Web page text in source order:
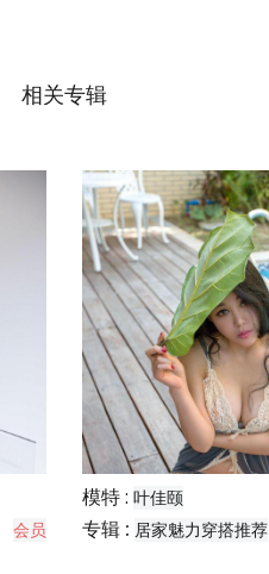
相关专辑
会员
模特 : 叶佳颐
专辑 : 居家魅力穿搭推荐